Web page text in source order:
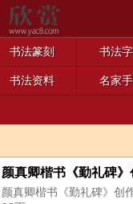
书法篆刻 书法
书法资料 名家
颜真卿楷书《勤礼碑
颜真卿楷书《勤礼碑》创